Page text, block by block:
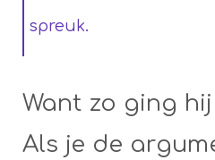
spreuk.
Want zo ging
Als je de